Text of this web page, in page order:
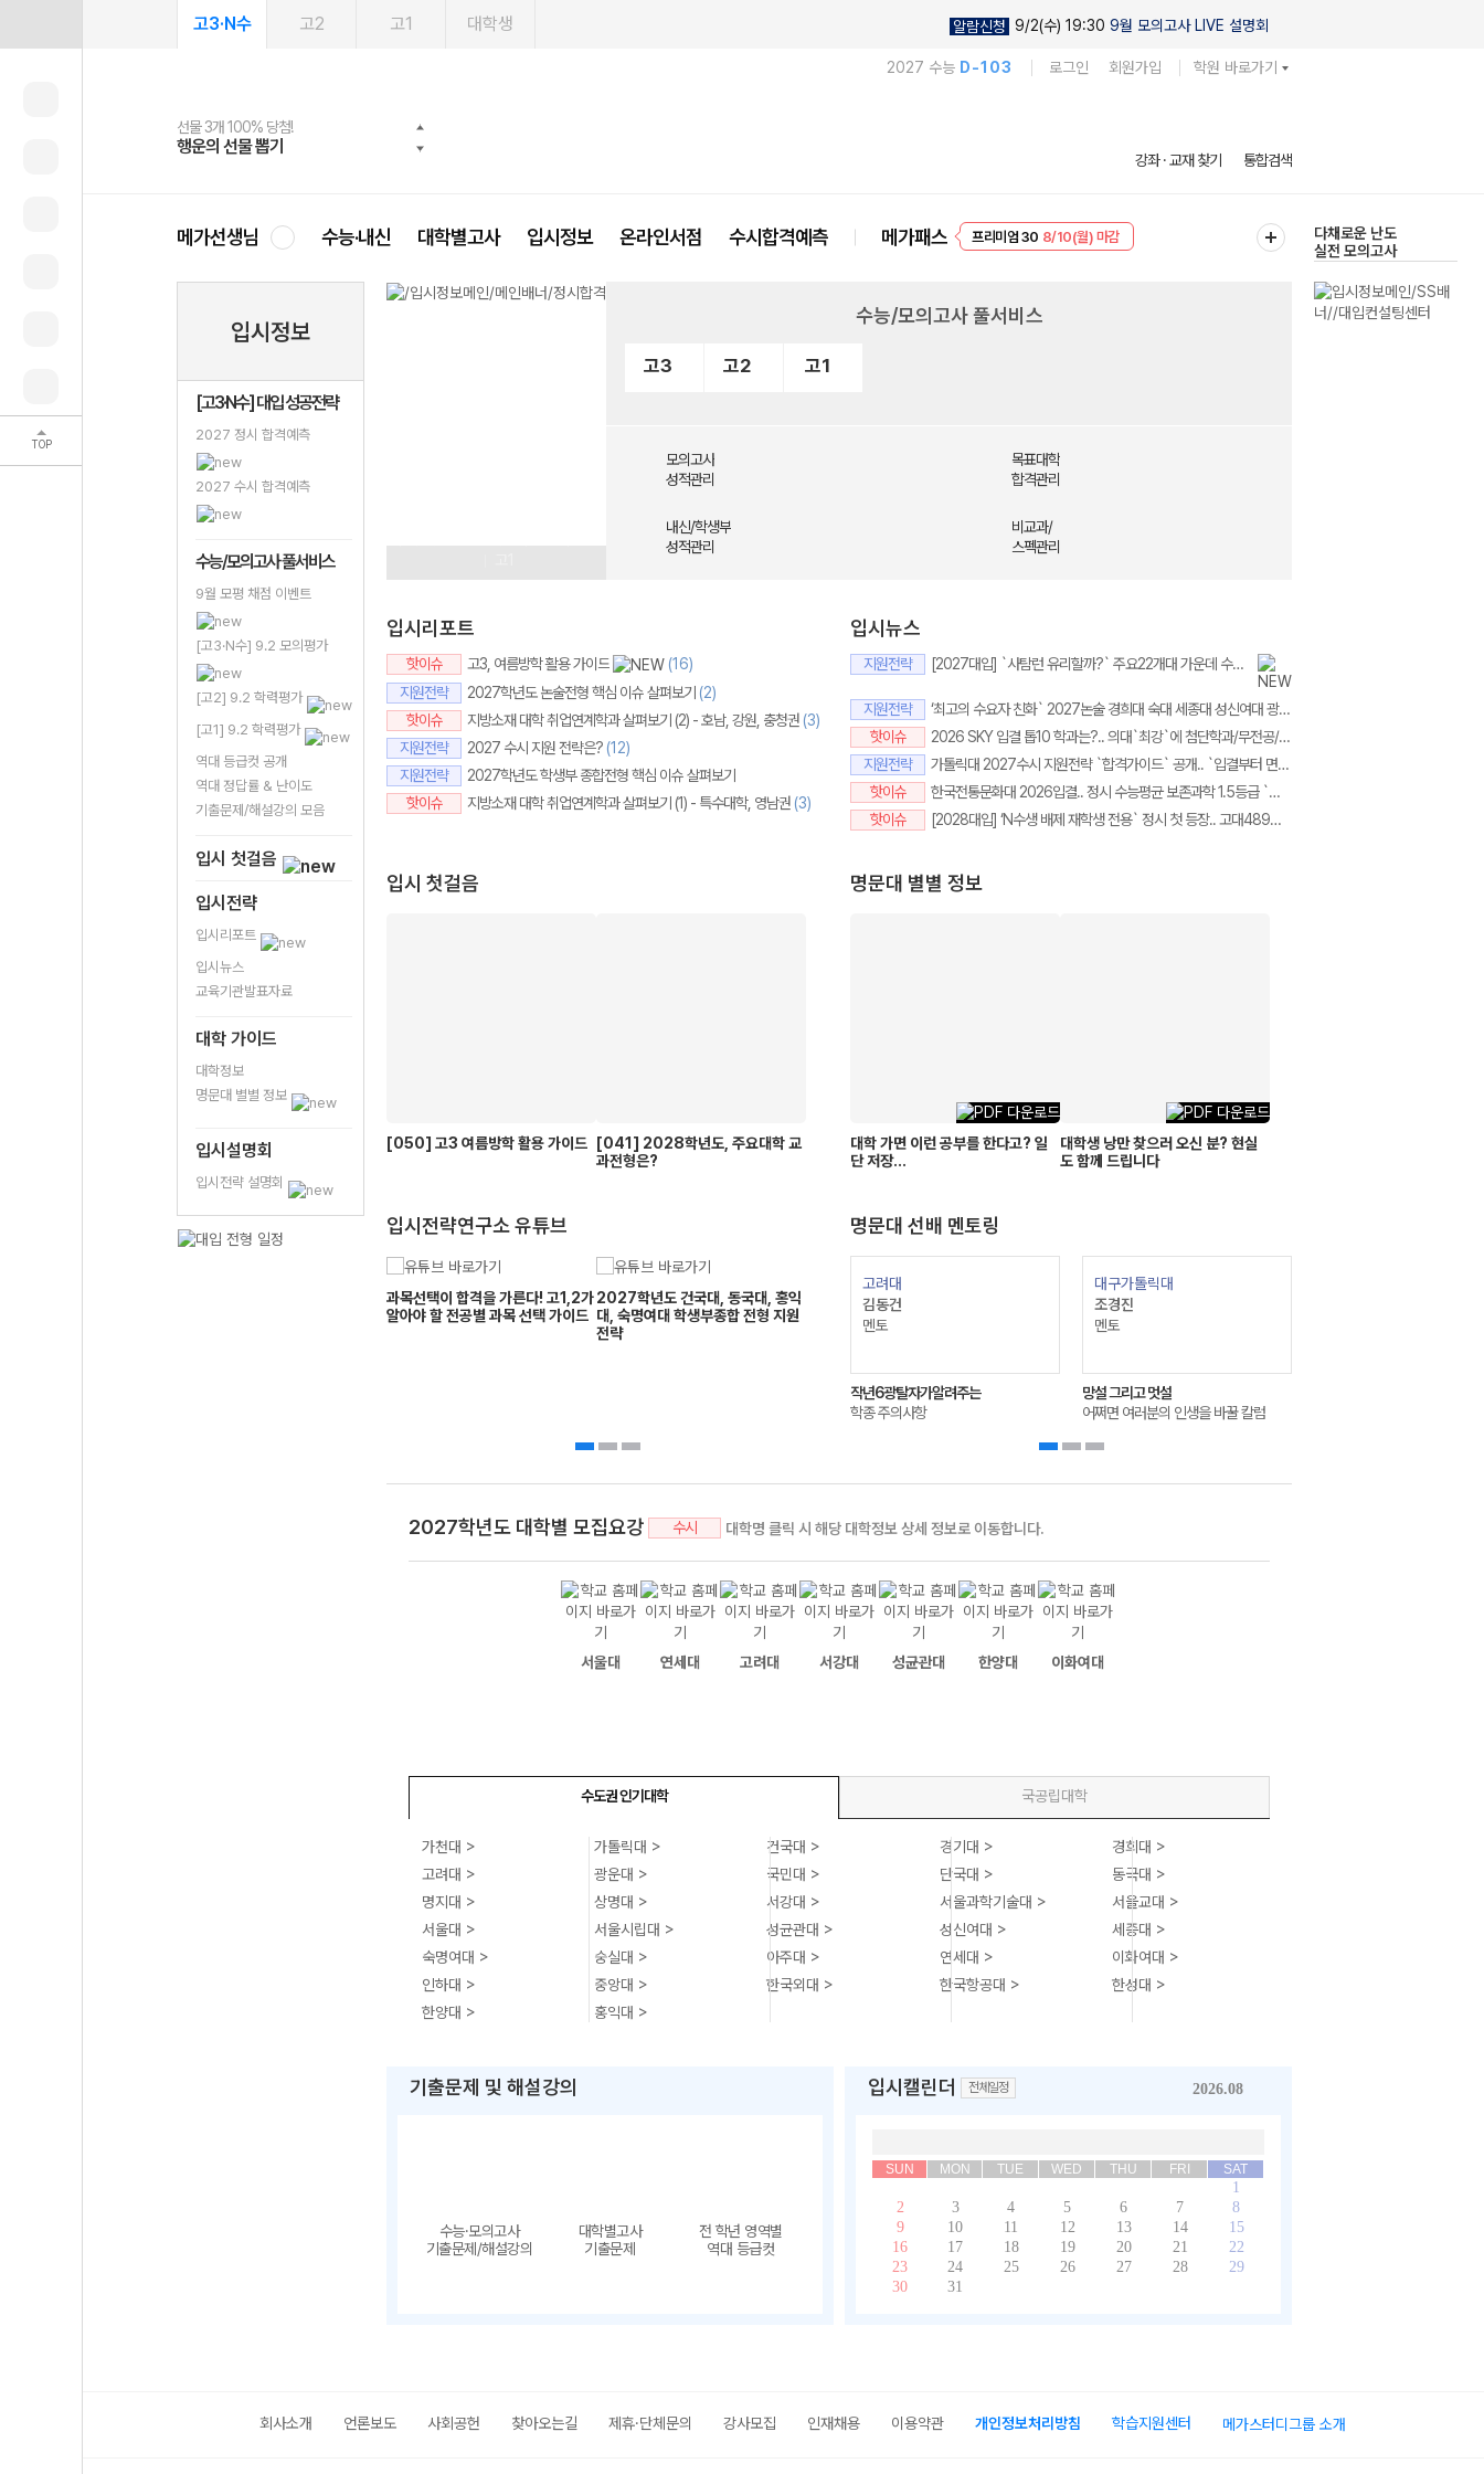
TOP
고3·N수 고2 고1 대학생 알람신청 9/2(수) 19:30 9월 모의고사 LIVE 설명회
2027 수능 D-103 로그인 회원가입 학원 바로가기
메가스터디
선물 3개 100% 당첨!
행운의 선물 뽑기
선물 100% 증정!
메가스터디 X 올리브
여름방학 스터디 캐시백
메가런 썸머스쿨
2027 러셀 단과
강사 공개선발
스마트러닝앱
설문 EVENT
메가패스
3일 무료 체험권
메가패스 수강생 무료혜택!
메가클럽 멤버십
사회공헌 캠페인
희망이룸 메가나눔
강좌 · 교재 찾기 통합검색
메가선생님 수능·내신 대학별고사 입시정보 온라인서점 수시합격예측 메가패스
프리미엄 30 8/10(월) 마감
EVENT 8/10(월) 마감
다채로운 난도
실전 모의고사
입시정보
[고3·N수] 대입 성공전략
2027 정시 합격예측
2027 수시 합격예측
수능/모의고사 풀서비스
9월 모평 채점 이벤트
[고3·N수] 9.2 모의평가
[고2] 9.2 학력평가
[고1] 9.2 학력평가
역대 등급컷 공개
역대 정답률 & 난이도
기출문제/해설강의 모음
입시 첫걸음
입시전략
입시리포트
입시뉴스
교육기관발표자료
대학 가이드
대학정보
명문대 별별 정보
입시설명회
입시전략 설명회
수능/모의고사 풀서비스
고3 고2 고1
모의고사
성적관리
목표대학
합격관리
내신/학생부
성적관리
비교과/
스펙관리
입시리포트
핫이슈 고3, 여름방학 활용 가이드
(16)
지원전략
2027학년도 논술전형 핵심 이슈 살펴보기 (2)
핫이슈
지방소재 대학 취업연계학과 살펴보기 (2) - 호남, 강원, 충청권 (3)
지원전략
2027 수시 지원 전략은? (12)
지원전략
2027학년도 학생부 종합전형 핵심 이슈 살펴보기
핫이슈
지방소재 대학 취업연계학과 살펴보기 (1) - 특수대학, 영남권 (3)
입시뉴스
지원전략 [2027대입] `사탐런 유리할까?` 주요22개대 가운데 수시 `사탐런 불가` 서울대 등 6개교 `수능최저 과탐지정`
지원전략
‘최고의 수요자 친화` 2027논술 경희대 숙대 세종대 성신여대 광운대 5개교.. 모의논술/채점/해설영상/가이드북 4종 제공
핫이슈
2026 SKY 입결 톱10 학과는?.. 의대`최강`에 첨단학과/무전공/경제 약진 ‘다변화 흐름`
지원전략
가톨릭대 2027수시 지원전략 `합격가이드` 공개.. `입결부터 면접문항 합격사례까지 총망라`
핫이슈
한국전통문화대 2026입결.. 정시 수능평균 보존과학 1.5등급 `최고` 국가유산관리 전통건축/무형유산 톱3
핫이슈
[2028대입] ‘N수생 배제 재학생 전용` 정시 첫 등장.. 고대489명 서강대90명
입시 첫걸음
[050] 고3 여름방학 활용 가이드
[041] 2028학년도, 주요대학 교
과전형은?
명문대 별별 정보
대학 가면 이런 공부를 한다고? 일
단 저장...
대학생 낭만 찾으러 오신 분? 현실
도 함께 드립니다
입시전략연구소 유튜브
과목선택이 합격을 가른다! 고1,2가
알아야 할 전공별 과목 선택 가이드
2027학년도 건국대, 동국대, 홍익
대, 숙명여대 학생부종합 전형 지원
전략
명문대 선배 멘토링
조경진
멘토
김지원
멘토
고려대
김동건
멘토
작년6광탈자가알려주는
학종 주의사항
대구가톨릭대
조경진
멘토
망설 그리고 멋설
어쩌면 여러분의 인생을 바꿀 칼럼
2027학년도 대학별 모집요강 수시 대학명 클릭 시 해당 대학정보 상세 정보로 이동합니다.
서울대 연세대 고려대 서강대 성균관대 한양대 이화여대
수도권 인기대학 국공립대학
가천대 > 가톨릭대 > 건국대 > 경기대 >
경희대 >
고려대 >
광운대 > 국민대 > 단국대 >
동국대 >
명지대 >
상명대 > 서강대 > 서울과학기술대 >
서울교대 >
서울대 >
서울시립대 > 성균관대 > 성신여대 >
세종대 >
숙명여대 >
숭실대 > 아주대 > 연세대 >
이화여대 >
인하대 >
중앙대 > 한국외대 > 한국항공대 >
한성대 >
한양대 >
홍익대 >
기출문제 및 해설강의
수능·모의고사
기출문제/해설강의
대학별고사
기출문제
전 학년 영역별
역대 등급컷
입시캘린더 전체일정 2026.08
SUN MON TUE WED THU FRI SAT
1
2
3 4 5 6 7
8
9
10 11 12 13 14
15
16
17 18 19 20 21
22
23
24 25 26 27 28
29
30
31
회사소개 언론보도 사회공헌 찾아오는길 제휴·단체문의 강사모집 인재채용 이용약관 개인정보처리방침 학습지원센터 메가스터디그룹 소개